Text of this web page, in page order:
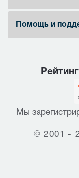
Помощь и
Мы
© 2001 -